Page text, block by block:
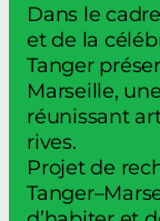
Dans le
et de la
Tanger
Marseille,
réunissant
rives.
Projet de